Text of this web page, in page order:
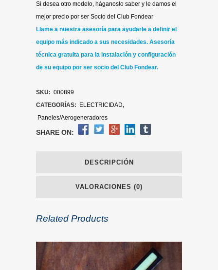
Si desea otro modelo, háganoslo saber y le damos el
mejor precio por ser Socio del Club Fondear
Llame a nuestra asesoría para ayudarle a definir el
equipo más indicado a sus necesidades. Asesoría
técnica gratuita para la instalación y configuración
de su equipo por ser socio del Club Fondear.
SKU: 000899
CATEGORÍAS:
ELECTRICIDAD,
Paneles/Aerogeneradores
SHARE ON:
DESCRIPCIÓN
VALORACIONES (0)
Related Products